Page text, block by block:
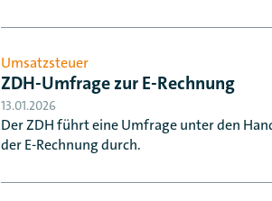
Umsatzsteuer
ZDH-Umfrage zur E-Rechnung
13.01.2026
Der ZDH führt eine Umfrage unter den
der E-Rechnung durch.